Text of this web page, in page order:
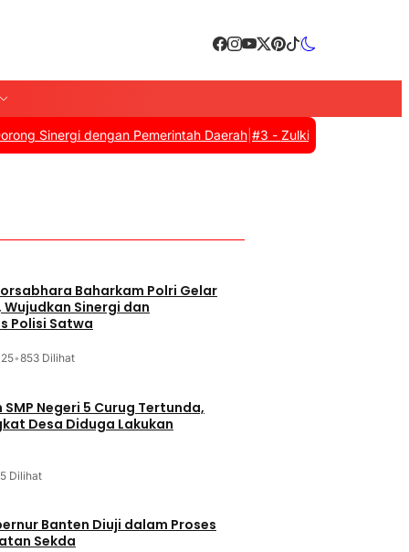
dengan Pemerintah Daerah| #3 -Zulkifli Hasan Resmi Tutup
Baharkam Polri Gelar
Wujudkan Sinergi dan
Polisi Satwa
•853 Dilihat
Negeri 5 Curug Tertunda,
Desa Diduga Lakukan
Dilihat
Banten Diuji dalam Proses
Sekda